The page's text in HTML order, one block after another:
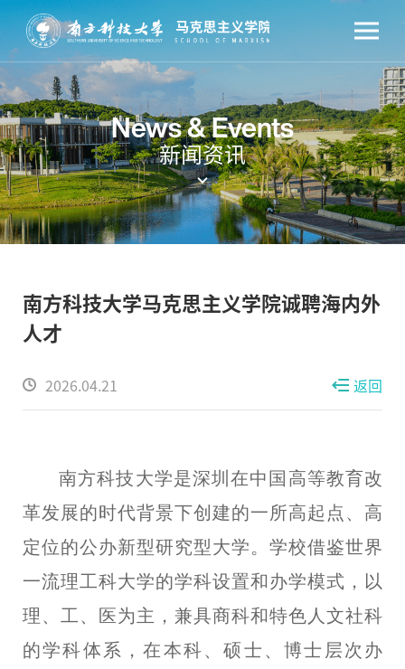
News & Events
新闻资讯
南方科技大学马克思主义学院诚聘海内外
人才
2026.04.21 返回
南方科技大学是深圳在中国高等教育改
革发展的时代背景下创建的一所高起点、高
定位的公办新型研究型大学。学校借鉴世界
一流理工科大学的学科设置和办学模式，以
理、工、医为主，兼具商科和特色人文社科
的学科体系，在本科、硕士、博士层次办